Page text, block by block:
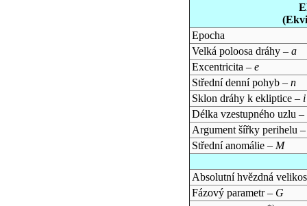
Epocha
Velká poloosa dráhy – a
Excentricita – e
Střední denní pohyb – n
Sklon dráhy k ekliptice – i
Délka vzestupného uzlu –
Argument šířky perihelu
Střední anomálie – M
Absolutní hvězdná
Fázový parametr – G